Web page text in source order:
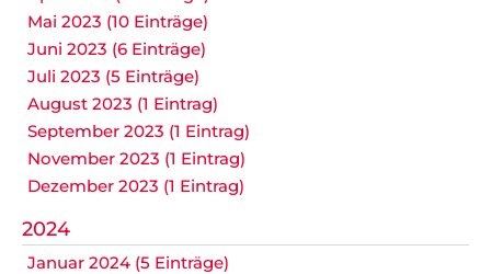
Mai 2023 (10 Einträge)
Juni 2023 (6 Einträge)
Juli 2023 (5 Einträge)
August 2023 (1 Eintrag)
September 2023 (1 Eintrag)
November 2023 (1 Eintrag)
Dezember 2023 (1 Eintrag)
2024
Januar 2024 (5 Einträge)